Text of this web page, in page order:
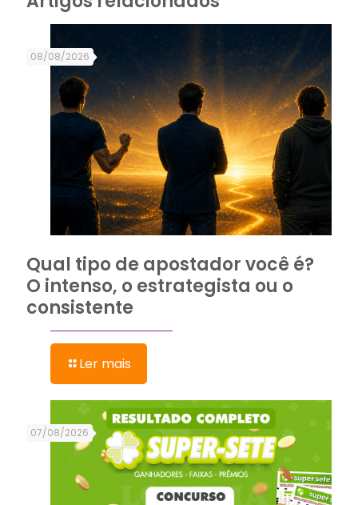
08/08/2026
Qual tipo de apostador você é?
O intenso, o estrategista ou o
consistente
Ler mais
07/08/2026